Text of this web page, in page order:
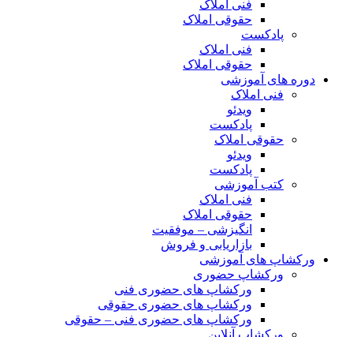
فنی املاک
حقوقی املاک
پادکست
فنی املاک
حقوقی املاک
دوره های آموزشی
فنی املاک
ویدئو
پادکست
حقوقی املاک
ویدئو
پادکست
کتب آموزشی
فنی املاک
حقوقی املاک
انگیزشی – موفقیت
بازاریابی و فروش
ورکشاپ های آموزشی
ورکشاپ حضوری
ورکشاپ های حضوری فنی
ورکشاپ های حضوری حقوقی
ورکشاپ های حضوری فنی – حقوقی